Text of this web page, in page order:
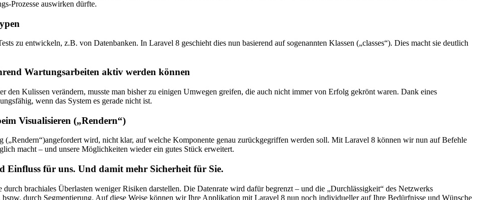
Prozesse auswirken dürfte.
zu entwickeln, z.B. von Datenbanken. In Laravel 8 geschieht dies nun basierend auf sogenannten Klassen („classes“). Dies macht sie deutlich
Wartungsarbeiten aktiv werden können
den Kulissen verändern, musste man bisher zu einigen Umwegen greifen, die auch nicht immer von Erfolg gekrönt waren. Dank eines
wenn das System es gerade nicht ist.
Visualisieren („Rendern“)
(„Rendern“)angefordert wird, nicht klar, auf welche Komponente genau zurückgegriffen werden soll. Mit Laravel 8 können wir nun auf Befehle
macht – und unsere Möglichkeiten wieder ein gutes Stück erweitert.
Einfluss für uns. Und damit mehr Sicherheit für Sie.
brachiales Überlasten weniger Risiken darstellen. Die Datenrate wird dafür begrenzt – und die „Durchlässigkeit“ des Netzwerks
durch Segmentierung. Auf diese Weise können wir Ihre Applikation mit Laravel 8 nun noch individueller auf Ihre Bedürfnisse und Wünsche